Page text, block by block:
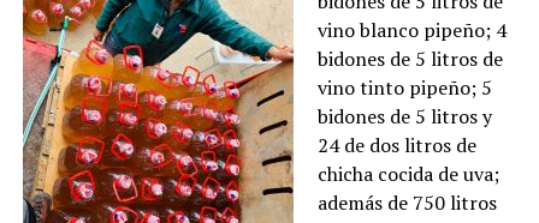
vino blanco pipeño; 4
bidones de 5 litros de
vino tinto pipeño; 5
bidones de 5 litros y
24 de dos litros de
chicha cocida de uva;
además de 750 litros